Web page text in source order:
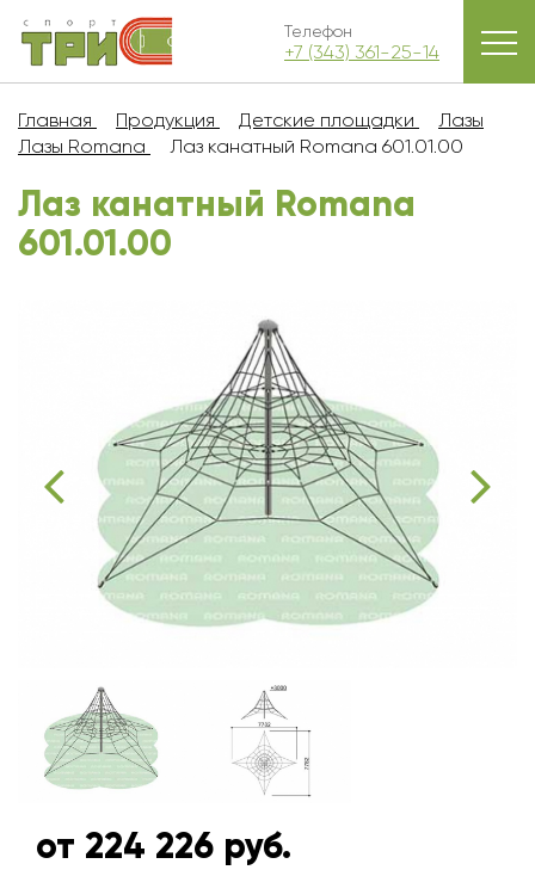
Телефон
+7 (343) 361-25-14
Главная Продукция Детские площадки
Лазы
Лазы Romana
Лаз канатный Romana 601.01.00
Лаз канатный Romana
601.01.00
от 224 226 руб.